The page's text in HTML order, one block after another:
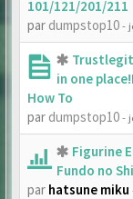
101/121/201/211
par dumpstop10-
in one
How To
par dumpstop10-
Figurine
Fundo no
par hatsune miku